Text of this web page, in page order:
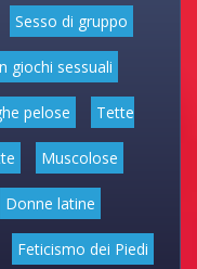
Sesso di gruppo
giochi sessuali
pelose Tette
Muscolose
Donne latine
Feticismo dei Piedi